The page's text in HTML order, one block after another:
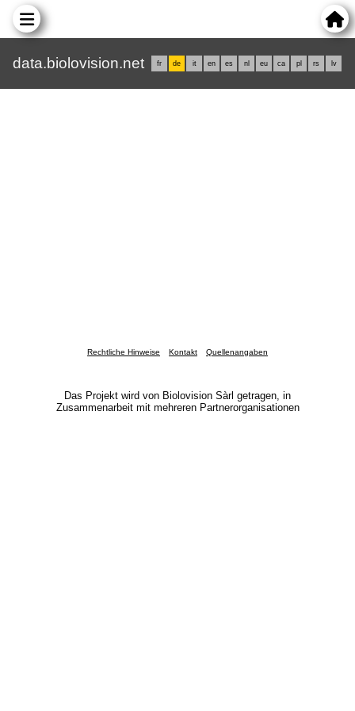
data.biolovision.net fr de it en es nl eu ca pl rs lv
Rechtliche Hinweise Kontakt Quellenangaben
Das Projekt wird von Biolovision Sàrl getragen, in
Zusammenarbeit mit mehreren Partnerorganisationen